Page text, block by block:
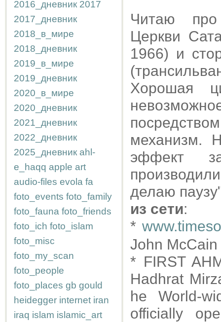
2016_дневник 2017
2017_дневник
2018_в_мире
2018_дневник
2019_в_мире
2019_дневник
2020_в_мире
2020_дневник
2021_дневник
2022_дневник
2025_дневник ahl-
e_haqq apple art
audio-files evola fa
foto_events foto_family
foto_fauna foto_friends
foto_ich foto_islam
foto_misc
foto_my_scan
foto_people
foto_places gb gould
heidegger internet iran
iraq islam islamic_art
Читаю про
Церкви
1966) и
Хорошая
механизм.
эффект
делаю
из сети:
*
John
* FIRST
Hadhrat
he World-
officially